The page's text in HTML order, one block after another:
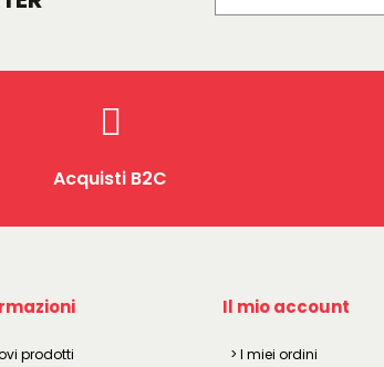
Acquisti B2C
prodotti
Il mio account
> I miei ordini